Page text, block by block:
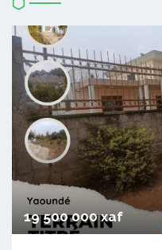
19 500 000 xaf